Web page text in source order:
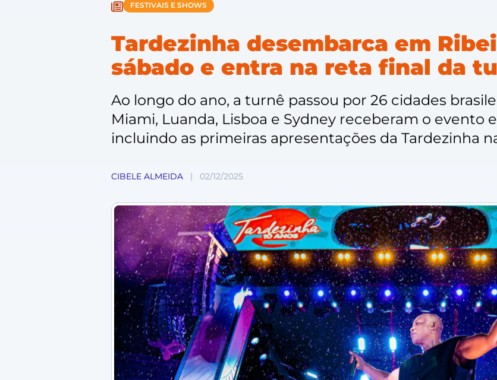
FESTIVAIS E SHOWS
Tardezinha desembarca em
sábado e entra na reta final da
Ao longo do ano, a turnê passou por 26 cidades
Miami, Luanda, Lisboa e Sydney receberam o evento
incluindo as primeiras apresentações da Tardezinha
CIBELE ALMEIDA | 02/12/2025